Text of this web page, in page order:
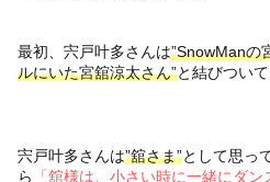
最初、宍戸叶多さんは”SnowManの
ルにいた宮舘涼太さん”と結びつい
宍戸叶多さんは”舘さま”として思っ
ら
「舘様は、小さい時に一緒にダン